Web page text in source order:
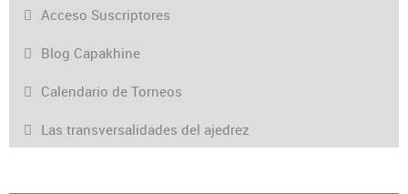
Acceso Suscriptores
Blog Capakhine
Calendario de Torneos
Las transversalidades del ajedrez